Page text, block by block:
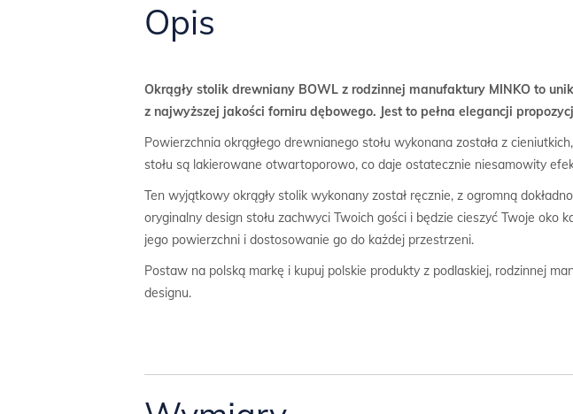
Opis
Okrągły stolik drewniany BOWL z rodzinnej manufaktury MINKO to
z najwyższej jakości forniru dębowego. Jest to pełna elegancji
Powierzchnia okrągłego drewnianego stołu wykonana została z
stołu są lakierowane otwartoporowo, co daje ostatecznie niesamowity
Ten wyjątkowy okrągły stolik wykonany został ręcznie, z ogromną
oryginalny design stołu zachwyci Twoich gości i będzie cieszyć Twoje oko
jego powierzchni i dostosowanie go do każdej przestrzeni.
Postaw na polską markę i kupuj polskie produkty z podlaskiej, rodzinnej
designu.